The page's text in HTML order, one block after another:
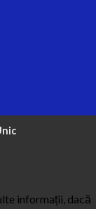
informații, dacă